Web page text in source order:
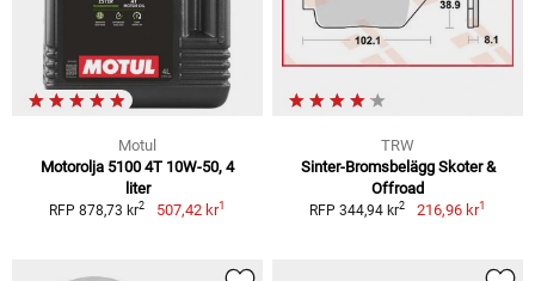
Motul
Motorolja 5100 4T 10W-50, 4
liter
RFP 878,73 kr2 507,42 kr1
TRW
Sinter-Bromsbelägg Skoter &
Offroad
RFP 344,94 kr2 216,96 kr1